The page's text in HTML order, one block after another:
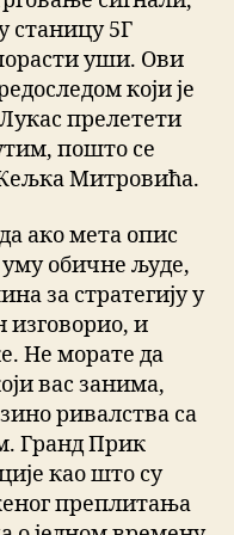
станицу 5Г
уши. Ови
који је
прелетети
пошто се
Митровића.
ако мета опис
обичне људе,
за стратегију у
изговорио, и
Не морате да
вас занима,
ривалства са
Гранд Прик
као што су
преплитања